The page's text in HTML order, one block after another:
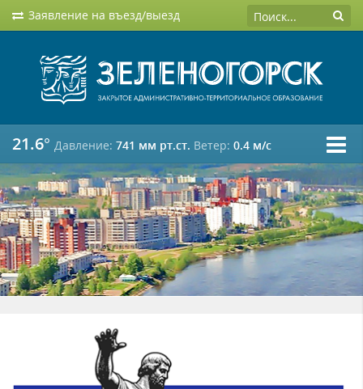
Заявление на въезд/выезд
21.6° Давление: 741 мм рт.ст. Ветер: 0.4 м/c